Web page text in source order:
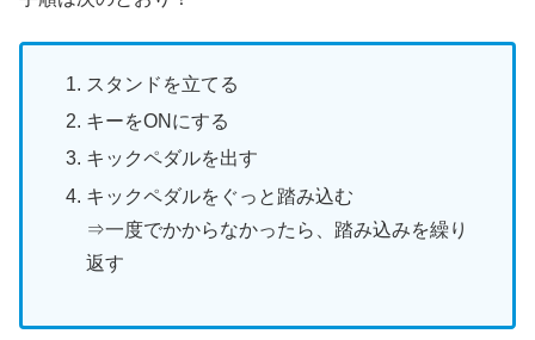
スタンドを立てる
キーをONにする
キックペダルを出す
キックペダルをぐっと踏み込む
⇒一度でかからなかったら、踏み込みを繰り
返す